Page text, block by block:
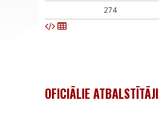
274
OFICIĀLIE ATBALSTĪTĀJI